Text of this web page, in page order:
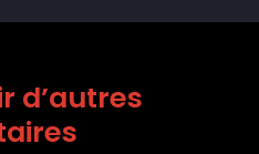
d’autres